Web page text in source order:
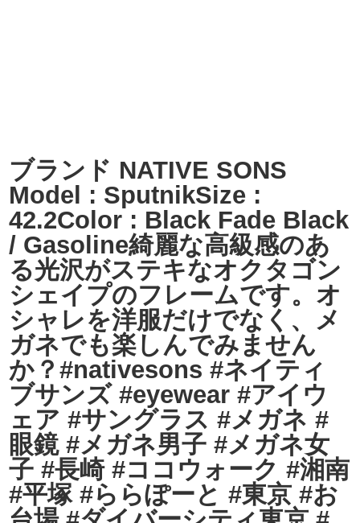
ブランド NATIVE SONS
Model : SputnikSize :
42.2Color : Black Fade Black
/ Gasoline綺麗な高級感のあ
る光沢がステキなオクタゴン
シェイプのフレームです。オ
シャレを洋服だけでなく、メ
ガネでも楽しんでみません
か？#nativesons #ネイティ
ブサンズ #eyewear #アイウ
ェア #サングラス #メガネ #
眼鏡 #メガネ男子 #メガネ女
子 #長崎 #ココウォーク #湘南
#平塚 #ららぽーと #東京 #お